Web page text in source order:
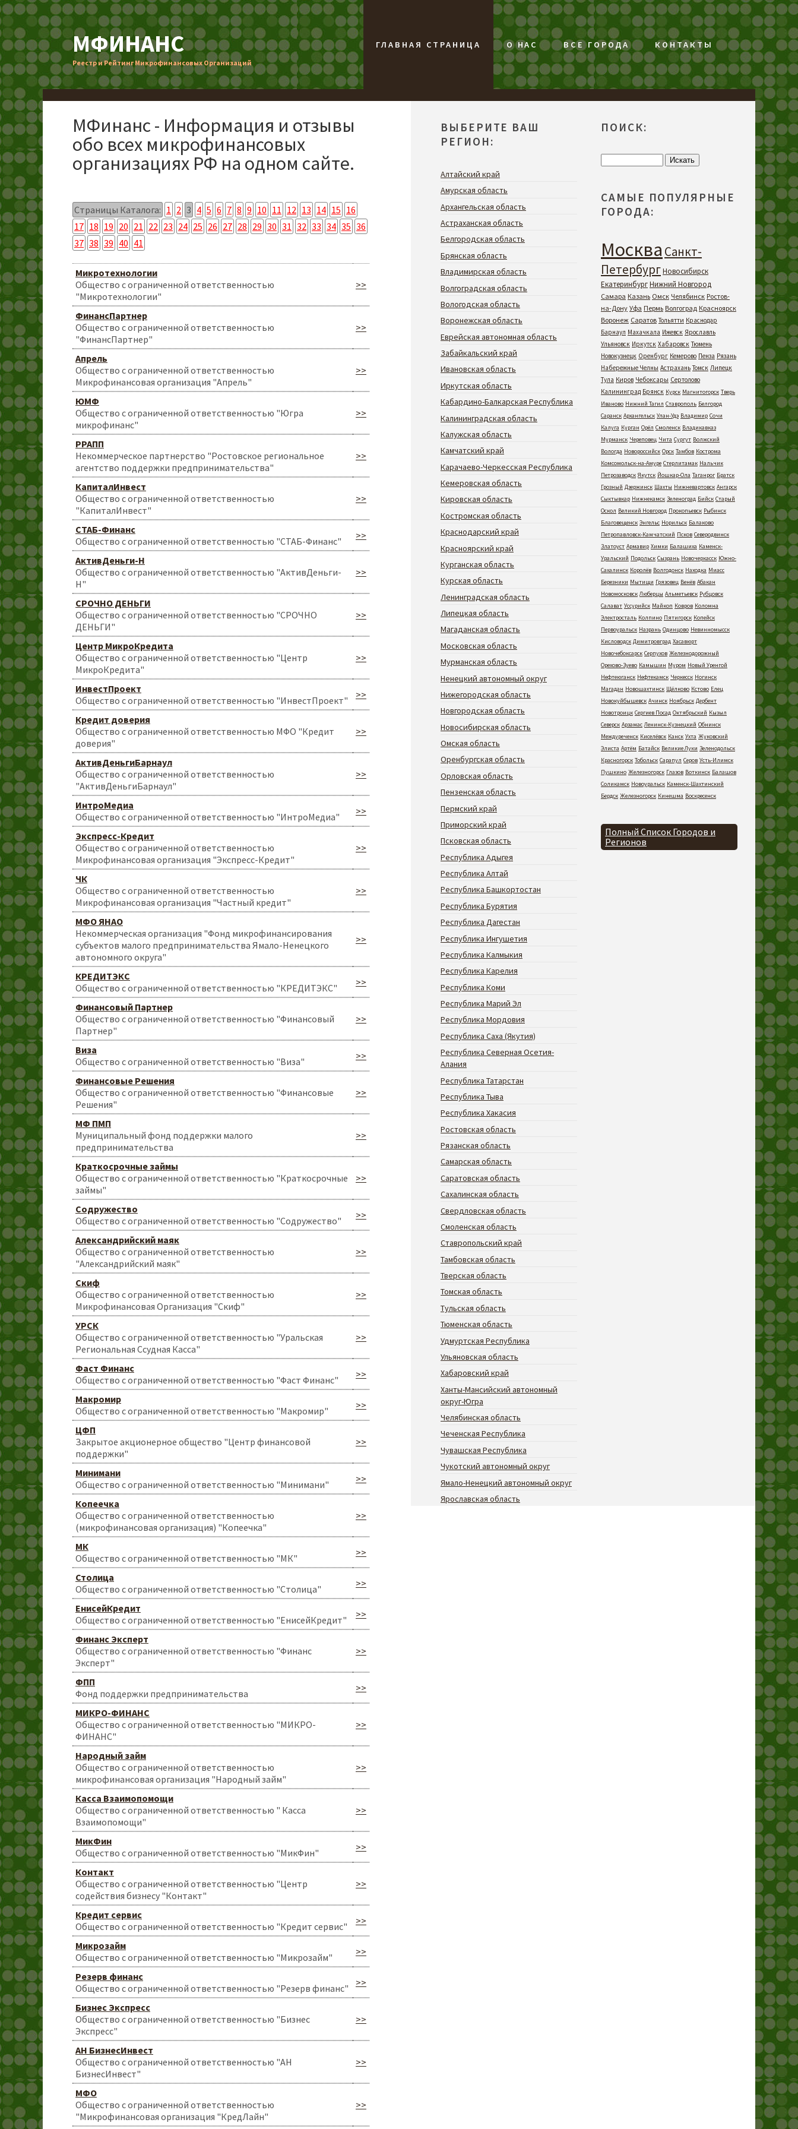
МФИНАНС
Реестр и Рейтинг Микрофинансовых Организаций
ГЛАВНАЯ СТРАНИЦА О НАС ВСЕ ГОРОДА КОНТАКТЫ
МФинанс - Информация и отзывы
обо всех микрофинансовых
организациях РФ на одном сайте.
Страницы Каталога: 1 2 3 4 5 6 7 8 9 10 11 12 13 14 15 16
17 18 19 20 21 22 23 24 25 26 27 28 29 30 31 32 33 34 35 36
37 38 39 40 41
Микротехнологии
Общество с ограниченной ответственностью
"Микротехнологии"
>>
ФинансПартнер
Общество с ограниченной ответственностью
"ФинансПартнер"
>>
Апрель
Общество с ограниченной ответственностью
Микрофинансовая организация "Апрель"
>>
ЮМФ
Общество с ограниченной ответственностью "Югра
микрофинанс"
>>
РРАПП
Некоммерческое партнерство "Ростовское региональное
агентство поддержки предпринимательства"
>>
КапиталИнвест
Общество с ограниченной ответственностью
"КапиталИнвест"
>>
СТАБ-Финанс
Общество с ограниченной ответственностью "СТАБ-Финанс"
>>
АктивДеньги-Н
Общество с ограниченной ответственностью "АктивДеньги-
Н"
>>
СРОЧНО ДЕНЬГИ
Общество с ограниченной ответственностью "СРОЧНО
ДЕНЬГИ"
>>
Центр МикроКредита
Общество с ограниченной ответственностью "Центр
МикроКредита"
>>
ИнвестПроект
Общество с ограниченной ответственностью "ИнвестПроект"
>>
Кредит доверия
Общество с ограниченной ответственностью МФО "Кредит
доверия"
>>
АктивДеньгиБарнаул
Общество с ограниченной ответственностью
"АктивДеньгиБарнаул"
>>
ИнтроМедиа
Общество с ограниченной ответственностью "ИнтроМедиа"
>>
Экспресс-Кредит
Общество с ограниченной ответственностью
Микрофинансовая организация "Экспресс-Кредит"
>>
ЧК
Общество с ограниченной ответственностью
Микрофинансовая организация "Частный кредит"
>>
МФО ЯНАО
Некоммерческая организация "Фонд микрофинансирования
субъектов малого предпринимательства Ямало-Ненецкого
автономного округа"
>>
КРЕДИТЭКС
Общество с ограниченной ответственностью "КРЕДИТЭКС"
>>
Финансовый Партнер
Общество с ограниченной ответственностью "Финансовый
Партнер"
>>
Виза
Общество с ограниченной ответственностью "Виза"
>>
Финансовые Решения
Общество с ограниченной ответственностью "Финансовые
Решения"
>>
МФ ПМП
Муниципальный фонд поддержки малого
предпринимательства
>>
Краткосрочные займы
Общество с ограниченной ответственностью "Краткосрочные
займы"
>>
Содружество
Общество с ограниченной ответственностью "Содружество"
>>
Александрийский маяк
Общество с ограниченной ответственностью
"Александрийский маяк"
>>
Скиф
Общество с ограниченной ответственностью
Микрофинансовая Организация "Скиф"
>>
УРСК
Общество с ограниченной ответственностью "Уральская
Региональная Ссудная Касса"
>>
Фаст Финанс
Общество с ограниченной ответственностью "Фаст Финанс"
>>
Макромир
Общество с ограниченной ответственностью "Макромир"
>>
ЦФП
Закрытое акционерное общество "Центр финансовой
поддержки"
>>
Минимани
Общество с ограниченной ответственностью "Минимани"
>>
Копеечка
Общество с ограниченной ответственностью
(микрофинансовая организация) "Копеечка"
>>
МК
Общество с ограниченной ответственностью "МК"
>>
Столица
Общество с ограниченной ответственностью "Столица"
>>
ЕнисейКредит
Общество с ограниченной ответственностью "ЕнисейКредит"
>>
Финанс Эксперт
Общество с ограниченной ответственностью "Финанс
Эксперт"
>>
ФПП
Фонд поддержки предпринимательства
>>
МИКРО-ФИНАНС
Общество с ограниченной ответственностью "МИКРО-
ФИНАНС"
>>
Народный займ
Общество с ограниченной ответственностью
микрофинансовая организация "Народный займ"
>>
Касса Взаимопомощи
Общество с ограниченной ответственностью " Касса
Взаимопомощи"
>>
МикФин
Общество с ограниченной ответственностью "МикФин"
>>
Контакт
Общество с ограниченной ответственностью "Центр
содействия бизнесу "Контакт"
>>
Кредит сервис
Общество с ограниченной ответственностью "Кредит сервис"
>>
Микрозайм
Общество с ограниченной ответственностью "Микрозайм"
>>
Резерв финанс
Общество с ограниченной ответственностью "Резерв финанс"
>>
Бизнес Экспресс
Общество с ограниченной ответственностью "Бизнес
Экспресс"
>>
АН БизнесИнвест
Общество с ограниченной ответственностью "АН
БизнесИнвест"
>>
МФО
Общество с ограниченной ответственностью
"Микрофинансовая организация "КредЛайн"
>>
ВЫБЕРИТЕ ВАШ
РЕГИОН:
Алтайский край
Амурская область
Архангельская область
Астраханская область
Белгородская область
Брянская область
Владимирская область
Волгоградская область
Вологодская область
Воронежская область
Еврейская автономная область
Забайкальский край
Ивановская область
Иркутская область
Кабардино-Балкарская Республика
Калининградская область
Калужская область
Камчатский край
Карачаево-Черкесская Республика
Кемеровская область
Кировская область
Костромская область
Краснодарский край
Красноярский край
Курганская область
Курская область
Ленинградская область
Липецкая область
Магаданская область
Московская область
Мурманская область
Ненецкий автономный округ
Нижегородская область
Новгородская область
Новосибирская область
Омская область
Оренбургская область
Орловская область
Пензенская область
Пермский край
Приморский край
Псковская область
Республика Адыгея
Республика Алтай
Республика Башкортостан
Республика Бурятия
Республика Дагестан
Республика Ингушетия
Республика Калмыкия
Республика Карелия
Республика Коми
Республика Марий Эл
Республика Мордовия
Республика Саха (Якутия)
Республика Северная Осетия-
Алания
Республика Татарстан
Республика Тыва
Республика Хакасия
Ростовская область
Рязанская область
Самарская область
Саратовская область
Сахалинская область
Свердловская область
Смоленская область
Ставропольский край
Тамбовская область
Тверская область
Томская область
Тульская область
Тюменская область
Удмуртская Республика
Ульяновская область
Хабаровский край
Ханты-Мансийский автономный
округ-Югра
Челябинская область
Чеченская Республика
Чувашская Республика
Чукотский автономный округ
Ямало-Ненецкий автономный округ
Ярославская область
ПОИСК:
САМЫЕ ПОПУЛЯРНЫЕ
ГОРОДА:
Москва Санкт-
ПетербургНовосибирск
ЕкатеринбургНижний Новгород
Самара Казань Омск Челябинск Ростов-
на-Дону Уфа Пермь Волгоград Красноярск
Воронеж Саратов Тольятти Краснодар
Барнаул Махачкала Ижевск Ярославль
Ульяновск Иркутск Хабаровск Тюмень
Новокузнецк Оренбург Кемерово Пенза Рязань
Набережные Челны Астрахань Томск Липецк
Тула Киров Чебоксары Сертолово
Калининград Брянск Курск Магнитогорск Тверь
Иваново Нижний Тагил Ставрополь Белгород
Саранск Архангельск Улан-Удэ Владимир Сочи
Калуга Курган Орёл Смоленск Владикавказ
Мурманск Череповец Чита Сургут Волжский
Вологда Новороссийск Орск Тамбов Кострома
Комсомольск-на-Амуре Стерлитамак Нальчик
Петрозаводск Якутск Йошкар-Ола Таганрог Братск
Грозный Дзержинск Шахты Нижневартовск Ангарск
Сыктывкар Нижнекамск Зеленоград Бийск Старый
Оскол Великий Новгород Прокопьевск Рыбинск
Благовещенск Энгельс Норильск Балаково
Петропавловск-Камчатский Псков Северодвинск
Златоуст Армавир Химки Балашиха Каменск-
Уральский Подольск Сызрань Новочеркасск Южно-
Сахалинск Королёв Волгодонск Находка Миасс
Березники Мытищи Грязовец Венёв Абакан
Новомосковск Люберцы Альметьевск Рубцовск
Салават Уссурийск Майкоп Ковров Коломна
Электросталь Колпино Пятигорск Копейск
Первоуральск Назрань Одинцово Невинномысск
Кисловодск Димитровград Хасавюрт
Новочебоксарск Серпухов Железнодорожный
Орехово-Зуево Камышин Муром Новый Уренгой
Нефтеюганск Нефтекамск Черкесск Ногинск
Магадан Новошахтинск Щёлково Кстово Елец
Новокуйбышевск Ачинск Ноябрьск Дербент
Новотроицк Сергиев Посад Октябрьский Кызыл
Северск Арзамас Ленинск-Кузнецкий Обнинск
Междуреченск Киселёвск Канск Ухта Жуковский
Элиста Артём Батайск Великие Луки Зеленодольск
Красногорск Тобольск Сарапул Серов Усть-Илимск
Пушкино Железногорск Глазов Воткинск Балашов
Соликамск Новоуральск Каменск-Шахтинский
Бердск Железногорск Кинешма Воскресенск
Полный Список Городов и
Регионов